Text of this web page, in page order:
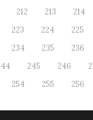
212 213 214
223 224 225
234 235 236
245 246
254 255 256